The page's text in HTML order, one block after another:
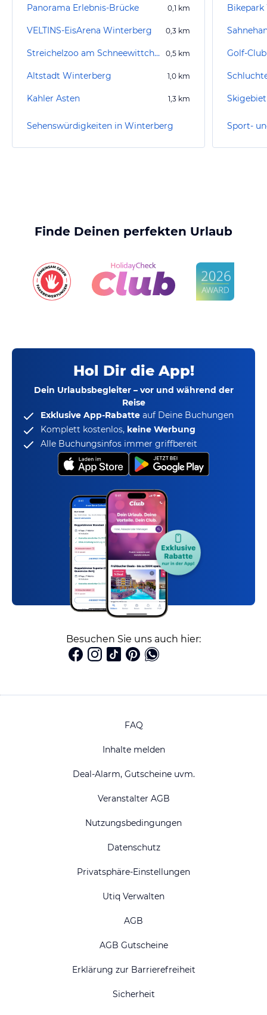
Panorama Erlebnis-Brücke 0,1 km
VELTINS-EisArena Winterberg 0,3 km
Streichelzoo am Schneewittchenhaus 0,5 km
Altstadt Winterberg 1,0 km
Kahler Asten 1,3 km
Sehenswürdigkeiten in Winterberg
Golf-
Finde Deinen perfekten Urlaub
Hol Dir die App!
Dein Urlaubsbegleiter – vor und während der
Reise
Exklusive App-Rabatte auf Deine Buchungen
Komplett kostenlos, keine Werbung
Alle Buchungsinfos immer griffbereit
Besuchen Sie uns auch hier:
FAQ
Inhalte melden
Deal-Alarm, Gutscheine uvm.
Veranstalter AGB
Nutzungsbedingungen
Datenschutz
Privatsphäre-Einstellungen
Utiq Verwalten
AGB
AGB Gutscheine
Erklärung zur Barrierefreiheit
Sicherheit